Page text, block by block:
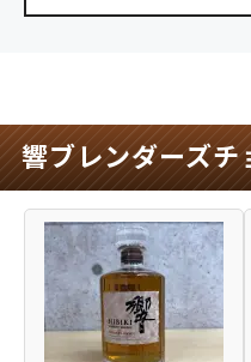
響ブレンダーズ